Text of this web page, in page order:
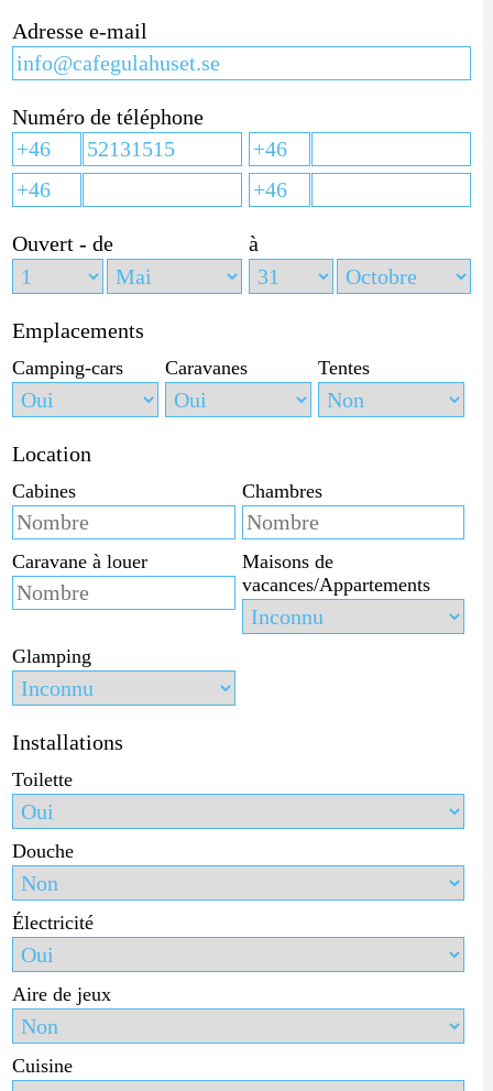
Adresse e-mail
Numéro de téléphone
Ouvert - de à
Emplacements
Camping-cars Caravanes Tentes
Location
Cabines Chambres
Caravane à louer
Maisons de
vacances/Appartements
Glamping
Installations
Toilette
Douche
Électricité
Aire de jeux
Cuisine